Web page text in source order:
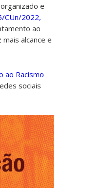
e
CUn/2022,
ao
alcance e
ao Racismo
sociais